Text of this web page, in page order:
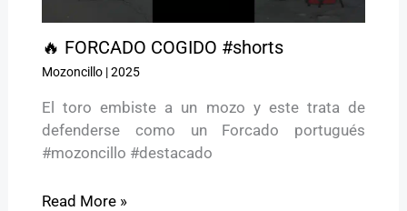
🔥 FORCADO COGIDO #shorts
Mozoncillo|2025
El toro embiste a un mozo y este trata de
defenderse como un Forcado portugués
#mozoncillo #destacado
Read More »